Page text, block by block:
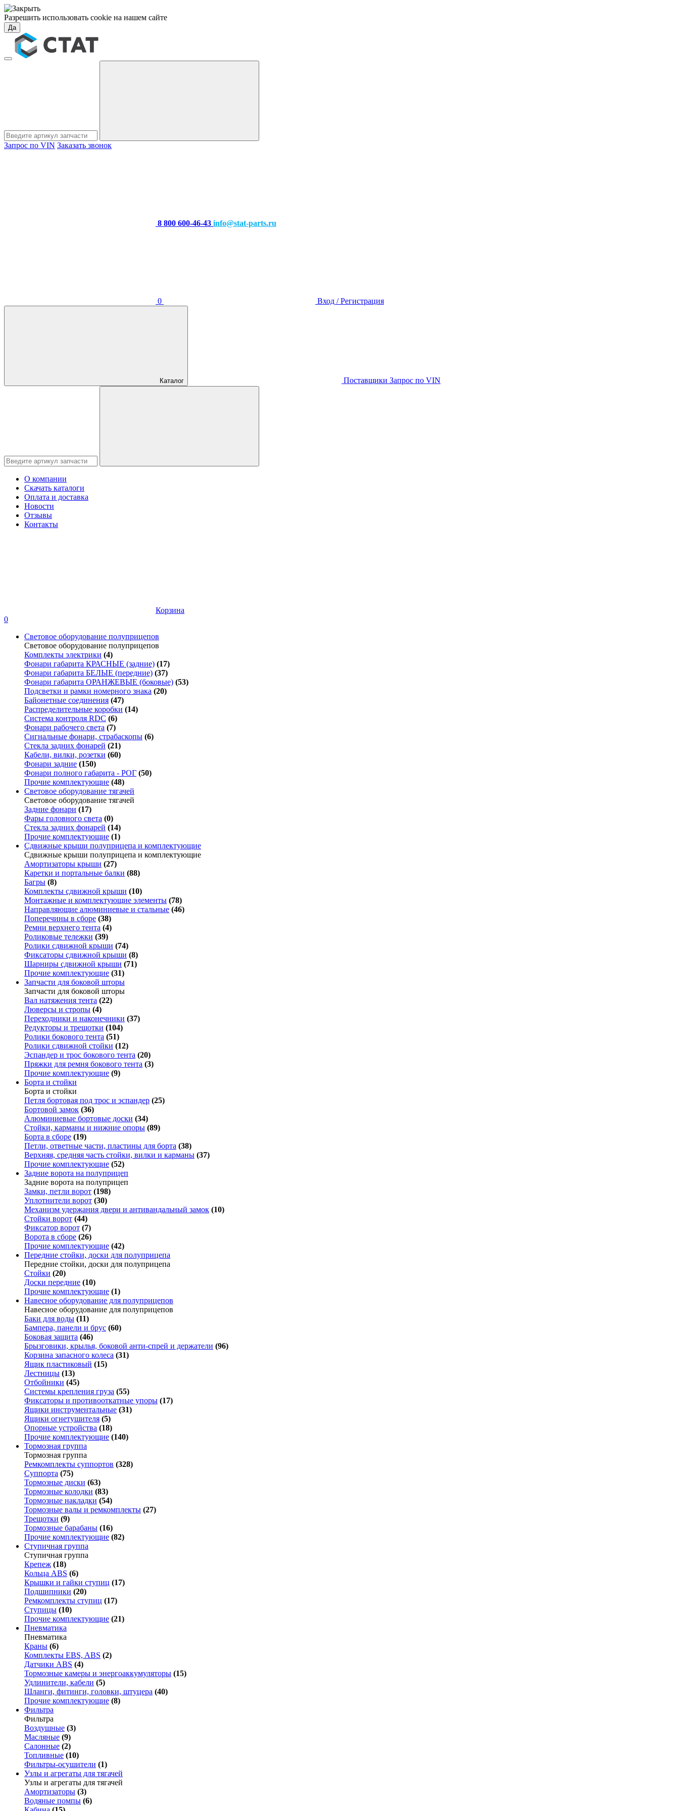
Разрешить использовать cookie на нашем сайте
Да
Запрос по VIN Заказать звонок
8 800 600-46-43 info@stat-parts.ru
0 Вход / Регистрация
Каталог Поставщики Запрос по VIN
О компании
Скачать каталоги
Оплата и доставка
Новости
Отзывы
Контакты
Корзина
0
Световое оборудование полуприцепов
Световое оборудование полуприцепов
Комплекты электрики (4)
Фонари габарита КРАСНЫЕ (задние) (17)
Фонари габарита БЕЛЫЕ (передние) (37)
Фонари габарита ОРАНЖЕВЫЕ (боковые) (53)
Подсветки и рамки номерного знака (20)
Байонетные соединения (47)
Распределительные коробки (14)
Система контроля RDC (6)
Фонари рабочего света (7)
Сигнальные фонари, страбаскопы (6)
Стекла задних фонарей (21)
Кабели, вилки, розетки (60)
Фонари задние (150)
Фонари полного габарита - РОГ (50)
Прочие комплектующие (48)
Световое оборудование тягачей
Световое оборудование тягачей
Задние фонари (17)
Фары головного света (0)
Стекла задних фонарей (14)
Прочие комплектующие (1)
Сдвижные крыши полуприцепа и комплектующие
Сдвижные крыши полуприцепа и комплектующие
Амортизаторы крыши (27)
Каретки и портальные балки (88)
Багры (8)
Комплекты сдвижной крыши (10)
Монтажные и комплектующие элементы (78)
Направляющие алюминиевые и стальные (46)
Поперечины в сборе (38)
Ремни верхнего тента (4)
Роликовые тележки (39)
Ролики сдвижной крыши (74)
Фиксаторы сдвижной крыши (8)
Шарниры сдвижной крыши (71)
Прочие комплектующие (31)
Запчасти для боковой шторы
Запчасти для боковой шторы
Вал натяжения тента (22)
Люверсы и стропы (4)
Переходники и наконечники (37)
Редукторы и трещотки (104)
Ролики бокового тента (51)
Ролики сдвижной стойки (12)
Эспандер и трос бокового тента (20)
Пряжки для ремня бокового тента (3)
Прочие комплектующие (9)
Борта и стойки
Борта и стойки
Петля бортовая под трос и эспандер (25)
Бортовой замок (36)
Алюминиевые бортовые доски (34)
Стойки, карманы и нижние опоры (89)
Борта в сборе (19)
Петли, ответные части, пластины для борта (38)
Верхняя, средняя часть стойки, вилки и карманы (37)
Прочие комплектующие (52)
Задние ворота на полуприцеп
Задние ворота на полуприцеп
Замки, петли ворот (198)
Уплотнители ворот (30)
Механизм удержания двери и антивандальный замок (10)
Стойки ворот (44)
Фиксатор ворот (7)
Ворота в сборе (26)
Прочие комплектующие (42)
Передние стойки, доски для полуприцепа
Передние стойки, доски для полуприцепа
Стойки (20)
Доски передние (10)
Прочие комплектующие (1)
Навесное оборудование для полуприцепов
Навесное оборудование для полуприцепов
Баки для воды (11)
Бампера, панели и брус (60)
Боковая защита (46)
Брызговики, крылья, боковой анти-спрей и держатели (96)
Корзина запасного колеса (31)
Ящик пластиковый (15)
Лестницы (13)
Отбойники (45)
Системы крепления груза (55)
Фиксаторы и противооткатные упоры (17)
Ящики инструментальные (31)
Ящики огнетушителя (5)
Опорные устройства (18)
Прочие комплектующие (140)
Тормозная группа
Тормозная группа
Ремкомплекты суппортов (328)
Суппорта (75)
Тормозные диски (63)
Тормозные колодки (83)
Тормозные накладки (54)
Тормозные валы и ремкомплекты (27)
Трещотки (9)
Тормозные барабаны (16)
Прочие комплектующие (82)
Ступичная группа
Ступичная группа
Крепеж (18)
Кольца ABS (6)
Крышки и гайки ступиц (17)
Подшипники (20)
Ремкомплекты ступиц (17)
Ступицы (10)
Прочие комплектующие (21)
Пневматика
Пневматика
Краны (6)
Комплекты EBS, ABS (2)
Датчики ABS (4)
Тормозные камеры и энергоаккумуляторы (15)
Удлинители, кабели (5)
Шланги, фитинги, головки, штуцера (40)
Прочие комплектующие (8)
Фильтра
Фильтра
Воздушные (3)
Масляные (9)
Салонные (2)
Топливные (10)
Фильтры-осушители (1)
Узлы и агрегаты для тягачей
Узлы и агрегаты для тягачей
Амортизаторы (3)
Водяные помпы (6)